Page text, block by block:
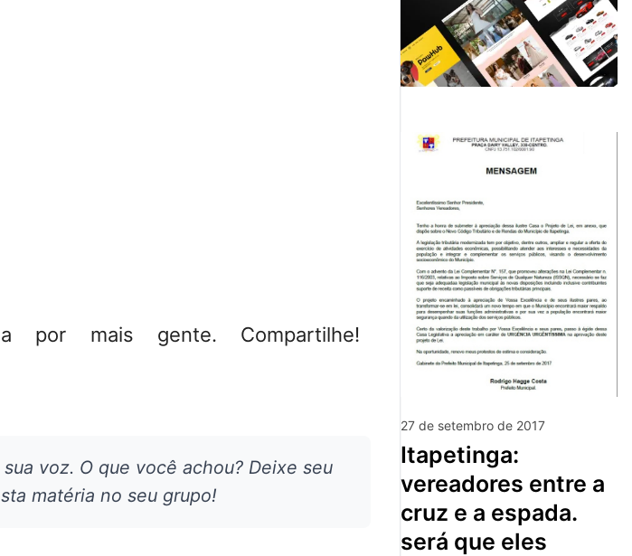
por mais gente. Compartilhe!
voz. O que você achou? Deixe seu
matéria no seu grupo!
27 de setembro de 2017
itapetinga:
vereadores entre a
cruz e a espada.
será que eles